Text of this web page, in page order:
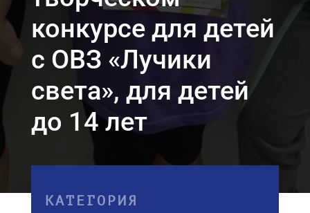
конкурсе для детей
с ОВЗ «Лучики
света», для детей
до 14 лет
КАТЕГОРИЯ